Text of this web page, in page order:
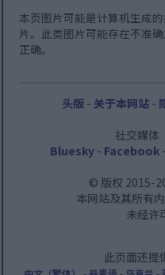
本页图片可能是计算机生成
片。此类图片可能存在不准
正确。
头版- 关于本网站-
社交媒体
Bluesky- Facebook-
© 版权 2015-
本网站及其所有
未经许
此页面还提